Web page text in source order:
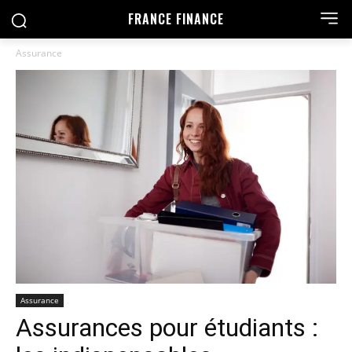
FRANCE FINANCE
Assurance
Assurance
Assurances pour étudiants :